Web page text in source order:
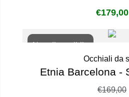
€179,00
Non disponibile
Occhiali da
Etnia Barcelona -
€169,00